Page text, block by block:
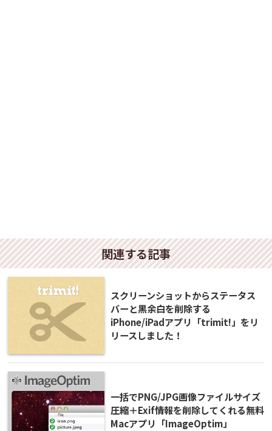
関連する記事
スクリーンショットからステータス
バーと黒余白を削除する
iPhone/iPadアプリ「trimit!」をリ
リースしました！
一括でPNG/JPG画像ファイルサイズ
圧縮＋Exif情報を削除してくれる無料
Macアプリ「ImageOptim」